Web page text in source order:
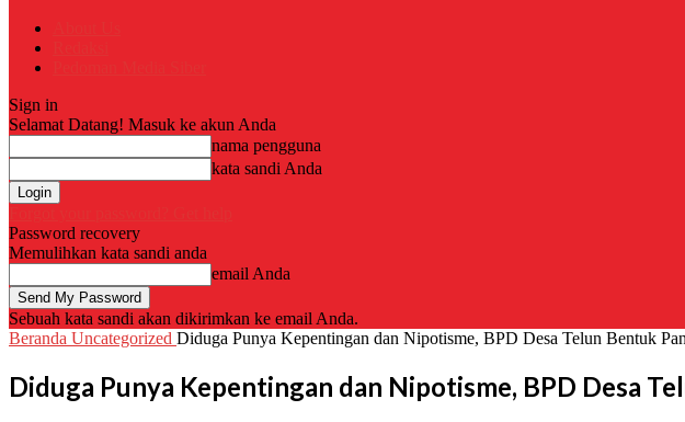
Sign in
Selamat Datang! Masuk ke akun Anda
nama pengguna
kata sandi Anda
Password recovery
Memulihkan kata sandi anda
email Anda
Sebuah kata sandi akan dikirimkan ke email Anda.
Beranda Uncategorized Diduga Punya Kepentingan dan Nipotisme, BPD Desa Telun Bentuk
Diduga Punya Kepentingan dan Nipotisme, BPD Desa